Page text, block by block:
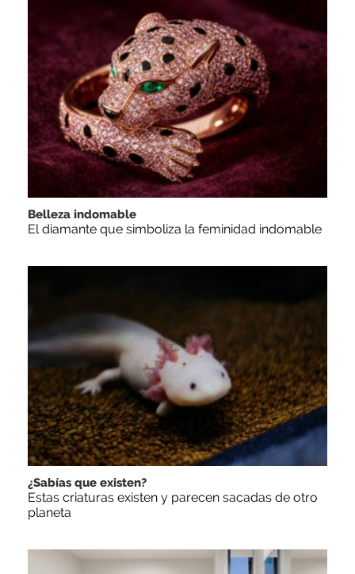
Belleza indomable
El diamante que simboliza la feminidad indomable
¿Sabías que existen?
Estas criaturas existen y parecen sacadas de otro
planeta